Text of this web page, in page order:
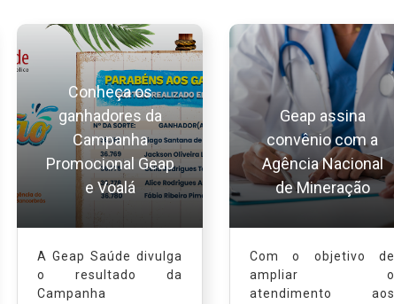
Conheça os
ganhadores da
Campanha
Promocional Geap
e Voalá
A Geap Saúde divulga
o resultado da
Campanha
Geap assina
convênio com a
Agência Nacional
de Mineração
Com o objetivo de
ampliar o
atendimento aos